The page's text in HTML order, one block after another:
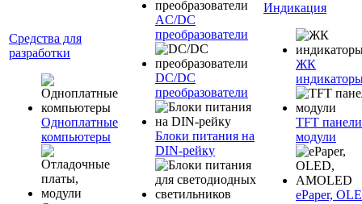
Средства для
разработки
Одноплатные
компьютеры
AC/DC
преобразователи
DC/DC
преобразователи
Блоки питания на
DIN-рейку
Индикация
ЖК
TFT
модули
ePaper,